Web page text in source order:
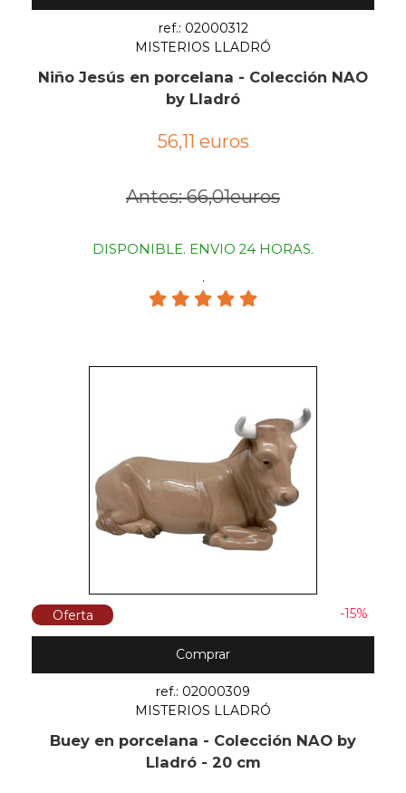
ref.: 02000312
MISTERIOS LLADRÓ
Niño Jesús en porcelana - Colección NAO
by Lladró
56,11 euros
Antes: 66,01euros
DISPONIBLE. ENVIO 24 HORAS.
.
Oferta -15%
Comprar
ref.: 02000309
MISTERIOS LLADRÓ
Buey en porcelana - Colección NAO by
Lladró - 20 cm